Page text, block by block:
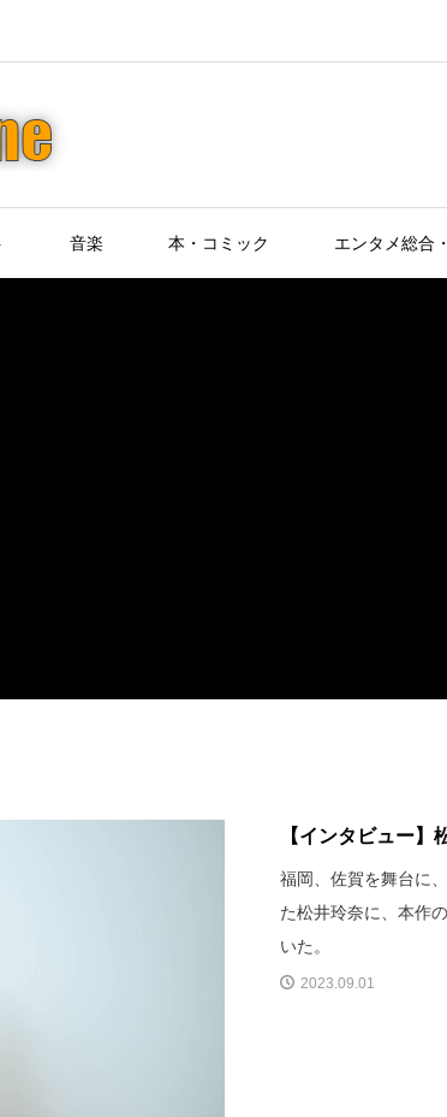
音楽 本・コミック エンタメ総合
【インタビュー
福岡、佐賀を舞台に
た松井玲奈に、本作
いた。
2023.09.01